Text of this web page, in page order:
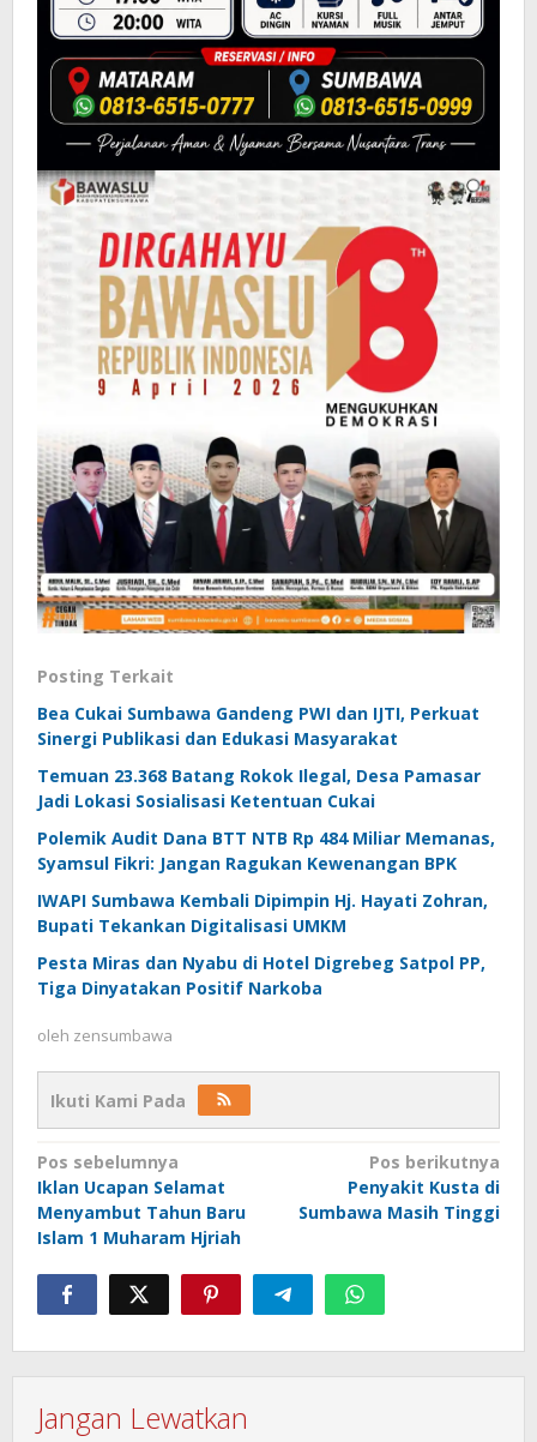
Posting Terkait
Bea Cukai Sumbawa Gandeng PWI dan IJTI, Perkuat
Sinergi Publikasi dan Edukasi Masyarakat
Temuan 23.368 Batang Rokok Ilegal, Desa Pamasar
Jadi Lokasi Sosialisasi Ketentuan Cukai
Polemik Audit Dana BTT NTB Rp 484 Miliar Memanas,
Syamsul Fikri: Jangan Ragukan Kewenangan BPK
IWAPI Sumbawa Kembali Dipimpin Hj. Hayati Zohran,
Bupati Tekankan Digitalisasi UMKM
Pesta Miras dan Nyabu di Hotel Digrebeg Satpol PP,
Tiga Dinyatakan Positif Narkoba
oleh zensumbawa
Ikuti Kami Pada
Navigasi
pos
Pos sebelumnya
Iklan Ucapan Selamat
Menyambut Tahun Baru
Islam 1 Muharam Hjriah
Pos berikutnya
Penyakit Kusta di
Sumbawa Masih Tinggi
Jangan Lewatkan